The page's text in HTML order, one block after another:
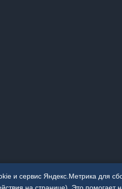
и сервис Яндекс.Метрика для